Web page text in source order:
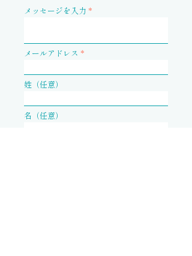
メッセージを入力
メールアドレス
姓（任意）
名（任意）